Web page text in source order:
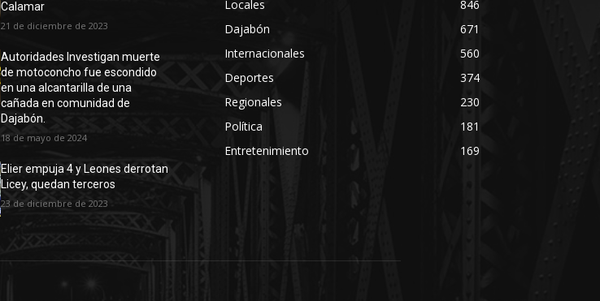
Calamar
21 de diciembre de 2023
Autoridades Investigan muerte
de motoconcho fue escondido
en una alcantarilla de una
cañada en comunidad de
Dajabón.
18 de mayo de 2024
Elier empuja 4 y Leones derrotan
Licey, quedan terceros
23 de diciembre de 2023
Locales
846
Dajabón
671
Internacionales
560
Deportes
374
Regionales
230
Política
181
Entretenimiento
169